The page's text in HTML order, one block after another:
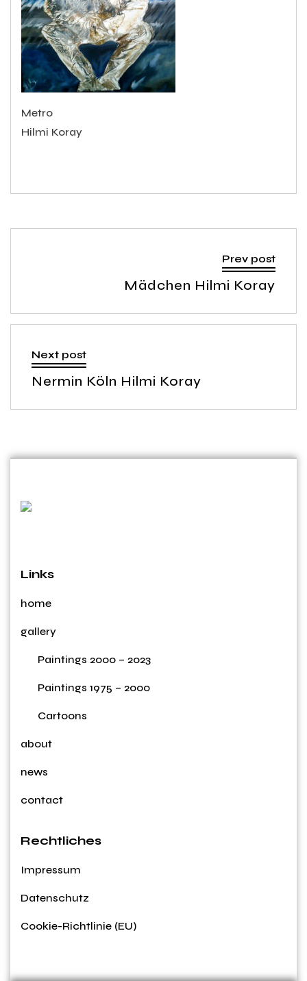
Metro
Hilmi Koray
Prev post
Mädchen Hilmi Koray
Next post
Nermin Köln Hilmi Koray
Links
home
gallery
Paintings 2000 – 2023
Paintings 1975 – 2000
Cartoons
about
news
contact
Rechtliches
Impressum
Datenschutz
Cookie-Richtlinie (EU)